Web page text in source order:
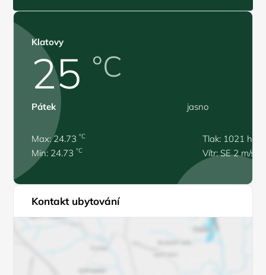
Klatovy
25 °C
Pátek jasno
Max: 24.73°C
Min: 24.73°C
Tlak: 1021 hPa
Vítr: SE 2 m/s
Kontakt ubytování